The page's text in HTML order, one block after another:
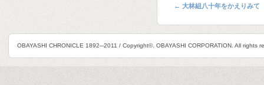
← 大林組八十年をかえりみて
OBAYASHI CHRONICLE 1892─2011 / Copyright©. OBAYASHI CORPORATION. All rights